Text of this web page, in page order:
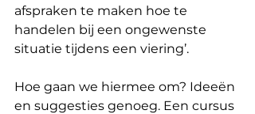
afspraken te maken hoe te
handelen bij een ongewenste
situatie tijdens een viering’.
Hoe gaan we hiermee om? Ideeën
en suggesties genoeg. Een cursus